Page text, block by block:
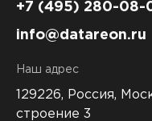
+7 (495) 280-08-
info@datareon.ru
Наш адрес
129226, Россия,
строение 3